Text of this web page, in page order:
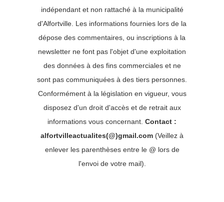
indépendant et non rattaché à la municipalité
d'Alfortville. Les informations fournies lors de la
dépose des commentaires, ou inscriptions à la
newsletter ne font pas l'objet d'une exploitation
des données à des fins commerciales et ne
sont pas communiquées à des tiers personnes.
Conformément à la législation en vigueur, vous
disposez d'un droit d'accès et de retrait aux
informations vous concernant. Contact :
alfortvilleactualites(@)gmail.com (Veillez à
enlever les parenthèses entre le @ lors de
l'envoi de votre mail).